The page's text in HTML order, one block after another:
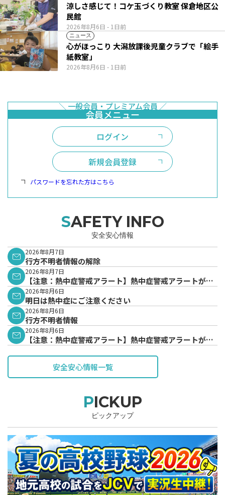
2026年8月6日 - 1日前
涼しさ感じて！コケ玉づくり教室 保倉地区公
民館
ニュース
2026年8月6日 - 1日前
心がほっこり 大潟放課後児童クラブで「絵手
紙教室」
ログイン
新規会員登録
パスワードを忘れた方はこちら
SAFETY INFO
安全安心情報
2026年8月7日
行方不明者情報の解除
2026年8月7日
【注意：熱中症警戒アラート】熱中症警戒アラートが発
表されています。
2026年8月6日
明日は熱中症にご注意ください
2026年8月6日
行方不明者情報
2026年8月6日
【注意：熱中症警戒アラート】熱中症警戒アラートが発
安全安心情報一覧
PICKUP
ピックアップ